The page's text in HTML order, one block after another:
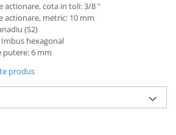
actionare, cota in toli: 3/8 "
actionare, metric: 10 mm
(S2)
hexagonal
putere: 6 mm
produs